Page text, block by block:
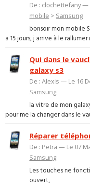
De : clochettefany —
mobile > Samsung
bonsoir mon mobile
a 15 jours, j arrive à le rallumer
Qui dans le
galaxy s3
De : Alexis — Le 16
Samsung
la vitre de mon
pour me la changer dans le
Réparer
De : Petra — Le 07
Samsung
Les touches ne
ouvert,